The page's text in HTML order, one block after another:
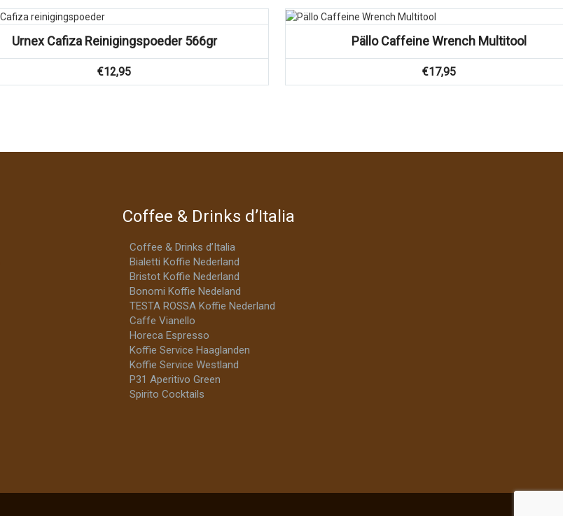
Urnex Cafiza Reinigingspoeder 566gr
€12,95
Vergelijk
Pällo Caffeine Wrench Multitool
€17,95
Coffee & Drinks d’Italia
Coffee & Drinks d’Italia
Bialetti Koffie Nederland
Bristot Koffie Nederland
Bonomi Koffie Nedeland
TESTA ROSSA Koffie Nederland
Caffe Vianello
Horeca Espresso
Koffie Service Haaglanden
Koffie Service Westland
P31 Aperitivo Green
Spirito Cocktails